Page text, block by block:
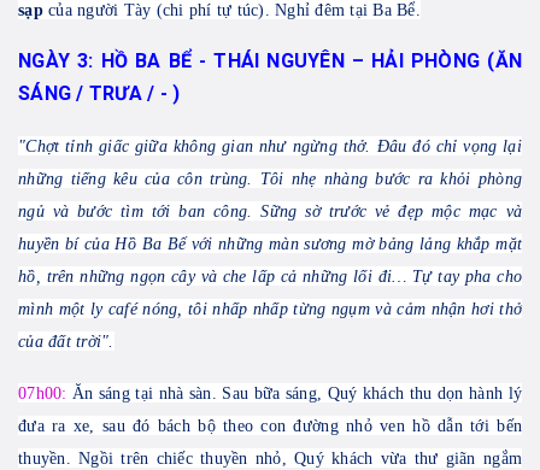
sạp của người Tày (chi phí tự túc). Nghỉ đêm tại Ba Bể.
NGÀY 3: HỒ BA BỂ - THÁI NGUYÊN – HẢI PHÒNG (ĂN
SÁNG / TRƯA / - )
"Chợt tỉnh giấc giữa không gian như ngừng thở. Đâu đó chỉ vọng lại
những tiếng kêu của côn trùng. Tôi nhẹ nhàng bước ra khỏi phòng
ngủ và bước tìm tới ban công. Sững sờ trước vẻ đẹp mộc mạc và
huyền bí của Hồ Ba Bể với những màn sương mờ bảng lảng khắp mặt
hồ, trên những ngọn cây và che lấp cả những lối đi… Tự tay pha cho
mình một ly café nóng, tôi nhấp nhấp từng ngụm và cảm nhận hơi thở
của đất trời".
07h00: Ăn sáng tại nhà sàn. Sau bữa sáng, Quý khách thu dọn hành lý
đưa ra xe, sau đó bách bộ theo con đường nhỏ ven hồ dẫn tới bến
thuyền. Ngồi trên chiếc thuyền nhỏ, Quý khách vừa thư giãn ngắm